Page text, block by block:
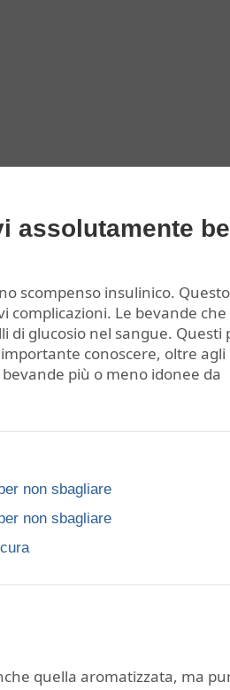
assolutamente
scompenso insulinico.
complicazioni. Le bevande che
di glucosio nel sangue. Questi
conoscere, oltre agli
più o meno idonee da
non sbagliare
non sbagliare
quella aromatizzata, ma